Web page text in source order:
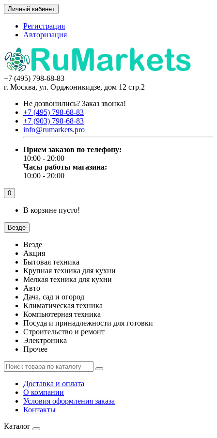
Личный кабинет
Регистрация
Авторизация
+7 (495) 798-68-83
г. Москва, ул. Орджоникидзе, дом 12 стр.2
Не дозвонились? Заказ звонка!
+7 (495) 798-68-83
+7 (903) 798-68-83
info@rumarkets.pro
Прием заказов по телефону:
10:00 - 20:00
Часы работы магазина:
10:00 - 20:00
0
В корзине пусто!
Везде
Везде
Акция
Бытовая техника
Крупная техника для кухни
Мелкая техника для кухни
Авто
Дача, сад и огород
Климатическая техника
Компьютерная техника
Посуда и принадлежности для готовки
Строительство и ремонт
Электроника
Прочее
Доставка и оплата
О компании
Условия оформления заказа
Контакты
Каталог